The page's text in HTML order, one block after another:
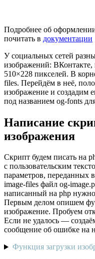
Подробнее об
почитать в документации
У социальных сетей
изображений: ВКонтакте,
510×228 пикселей. В
files. Перейдём в неё,
изображение и создадим
под названием og-fonts
Написание
изображения
Скрипт будем писать на
с пользовательским
параметров, переданных
image-files файл og-
написанный на php
Первым делом опишем
изображение. Пробуем
Если не удалось —
сообщение об ошибке на
Функция загрузки